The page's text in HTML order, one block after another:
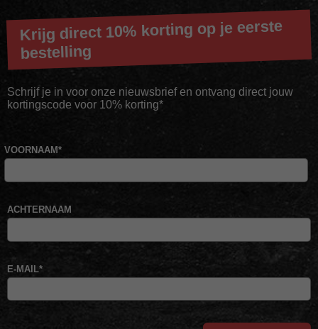
Krijg direct 10% korting op je eerste
bestelling
Schrijf je in voor onze nieuwsbrief en ontvang direct jouw
kortingscode voor 10% korting*
VOORNAAM*
ACHTERNAAM
E-MAIL*